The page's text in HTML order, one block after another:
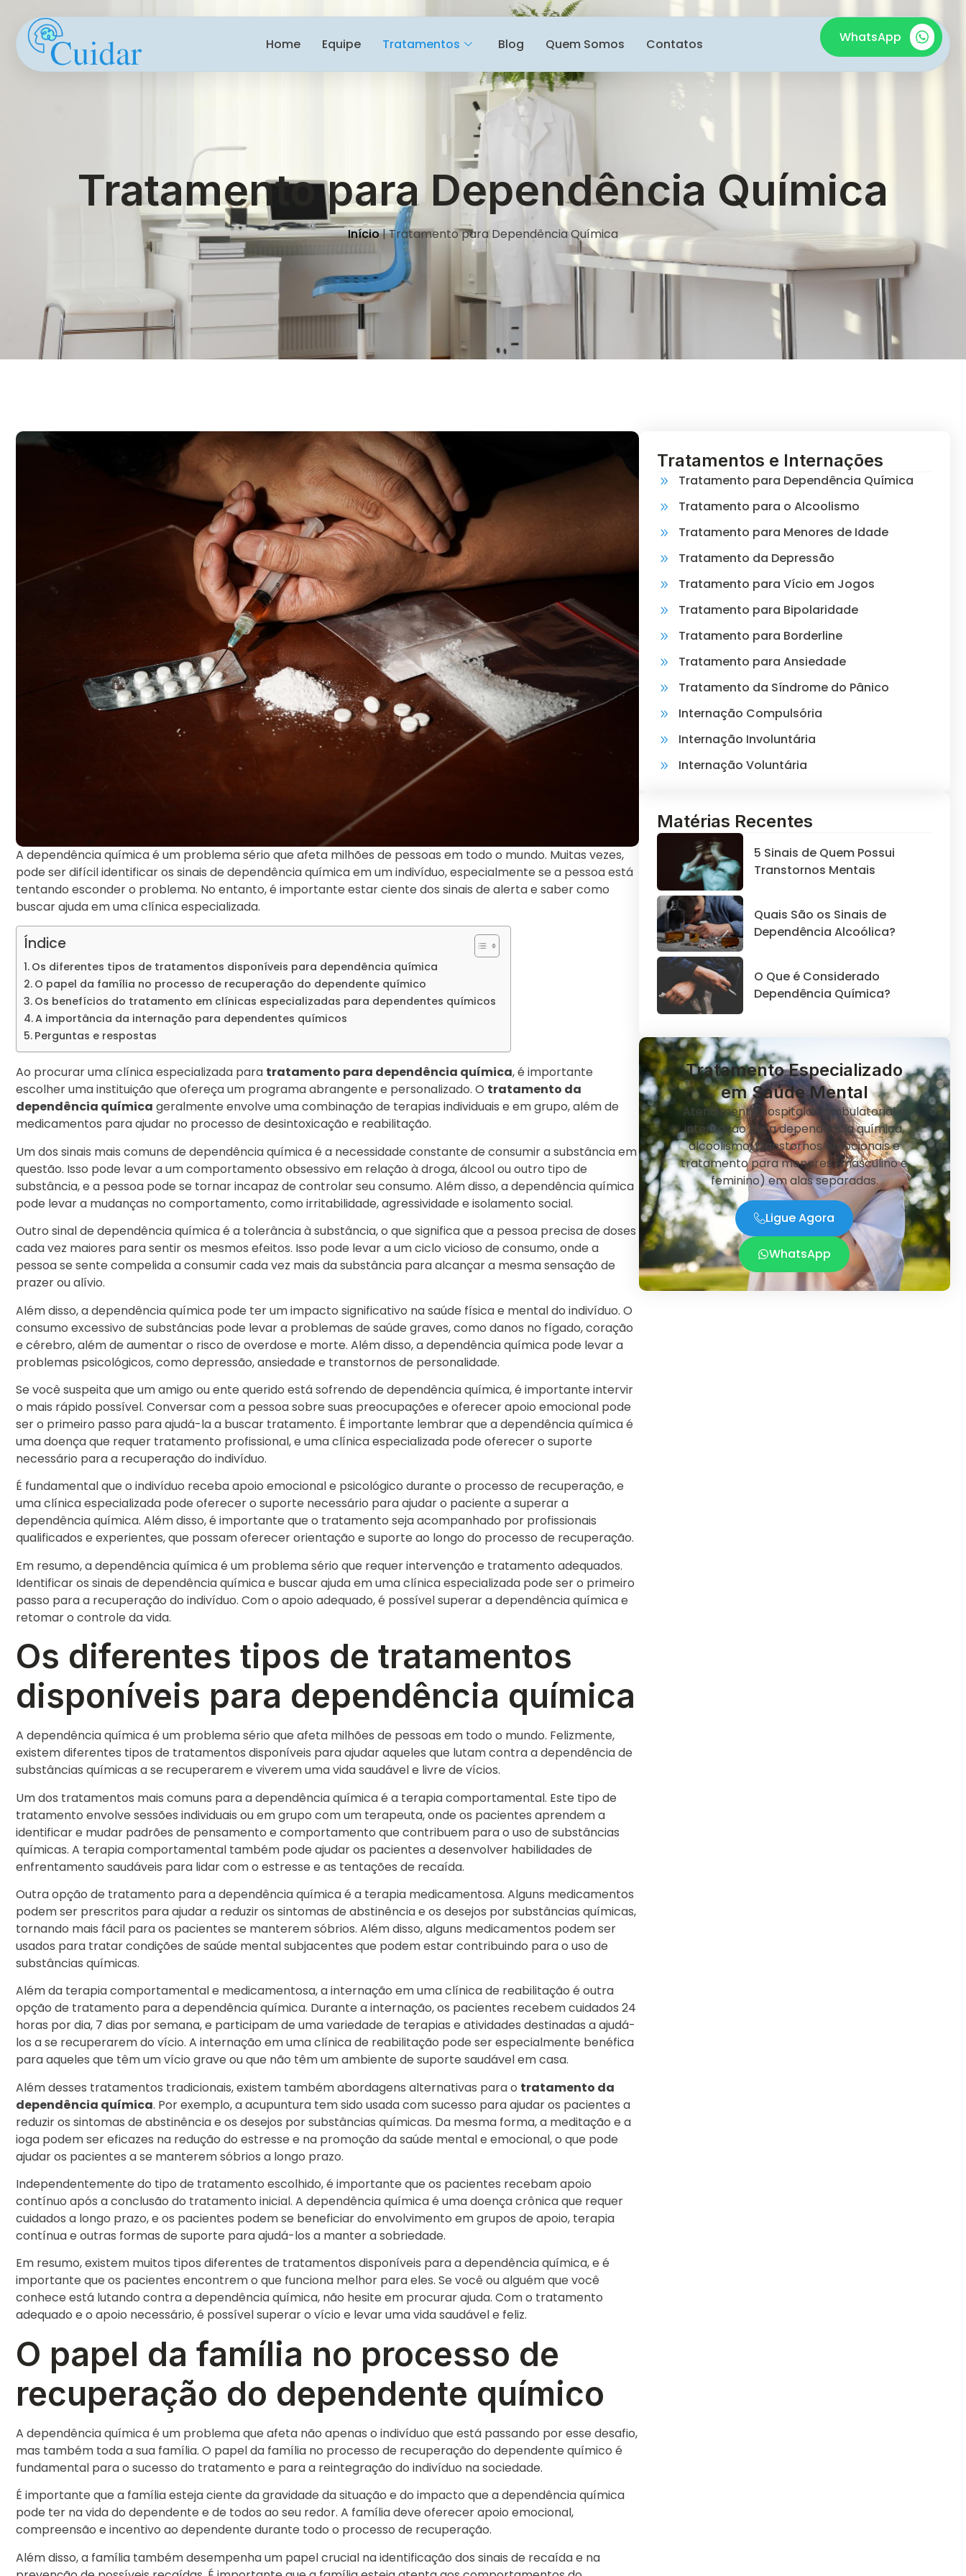
Home Equipe Tratamentos Blog Quem Somos Contatos WhatsApp
Tratamento para Dependência Química
Início|Tratamento para Dependência Química
Tratamentos e Internações
Tratamento para Dependência Química
Tratamento para o Alcoolismo
Tratamento para Menores de Idade
Tratamento da Depressão
Tratamento para Vício em Jogos
Tratamento para Bipolaridade
Tratamento para Borderline
Tratamento para Ansiedade
Tratamento da Síndrome do Pânico
Internação Compulsória
Internação Involuntária
Internação Voluntária
Matérias Recentes
5 Sinais de Quem Possui
Transtornos Mentais
Quais São os Sinais de
Dependência Alcoólica?
O Que é Considerado
Dependência Química?
Tratamento Especializado
em Saúde Mental
Atendimento hospitalar, ambulatorial e
internação para dependência química,
alcoolismo, transtornos emocionais e
tratamento para menores (masculino e
feminino) em alas separadas.
Ligue Agora
WhatsApp
A dependência química é um problema sério que afeta milhões de pessoas em todo o mundo. Muitas vezes,
pode ser difícil identificar os sinais de dependência química em um indivíduo, especialmente se a pessoa está
tentando esconder o problema. No entanto, é importante estar ciente dos sinais de alerta e saber como
buscar ajuda em uma clínica especializada.
Índice
Os diferentes tipos de tratamentos disponíveis para dependência química
O papel da família no processo de recuperação do dependente químico
Os benefícios do tratamento em clínicas especializadas para dependentes químicos
A importância da internação para dependentes químicos
Perguntas e respostas
Ao procurar uma clínica especializada para tratamento para dependência química, é importante
escolher uma instituição que ofereça um programa abrangente e personalizado. O tratamento da
dependência química geralmente envolve uma combinação de terapias individuais e em grupo, além de
medicamentos para ajudar no processo de desintoxicação e reabilitação.
Um dos sinais mais comuns de dependência química é a necessidade constante de consumir a substância em
questão. Isso pode levar a um comportamento obsessivo em relação à droga, álcool ou outro tipo de
substância, e a pessoa pode se tornar incapaz de controlar seu consumo. Além disso, a dependência química
pode levar a mudanças no comportamento, como irritabilidade, agressividade e isolamento social.
Outro sinal de dependência química é a tolerância à substância, o que significa que a pessoa precisa de doses
cada vez maiores para sentir os mesmos efeitos. Isso pode levar a um ciclo vicioso de consumo, onde a
pessoa se sente compelida a consumir cada vez mais da substância para alcançar a mesma sensação de
prazer ou alívio.
Além disso, a dependência química pode ter um impacto significativo na saúde física e mental do indivíduo. O
consumo excessivo de substâncias pode levar a problemas de saúde graves, como danos no fígado, coração
e cérebro, além de aumentar o risco de overdose e morte. Além disso, a dependência química pode levar a
problemas psicológicos, como depressão, ansiedade e transtornos de personalidade.
Se você suspeita que um amigo ou ente querido está sofrendo de dependência química, é importante intervir
o mais rápido possível. Conversar com a pessoa sobre suas preocupações e oferecer apoio emocional pode
ser o primeiro passo para ajudá-la a buscar tratamento. É importante lembrar que a dependência química é
uma doença que requer tratamento profissional, e uma clínica especializada pode oferecer o suporte
necessário para a recuperação do indivíduo.
É fundamental que o indivíduo receba apoio emocional e psicológico durante o processo de recuperação, e
uma clínica especializada pode oferecer o suporte necessário para ajudar o paciente a superar a
dependência química. Além disso, é importante que o tratamento seja acompanhado por profissionais
qualificados e experientes, que possam oferecer orientação e suporte ao longo do processo de recuperação.
Em resumo, a dependência química é um problema sério que requer intervenção e tratamento adequados.
Identificar os sinais de dependência química e buscar ajuda em uma clínica especializada pode ser o primeiro
passo para a recuperação do indivíduo. Com o apoio adequado, é possível superar a dependência química e
retomar o controle da vida.
Os diferentes tipos de tratamentos
disponíveis para dependência química
A dependência química é um problema sério que afeta milhões de pessoas em todo o mundo. Felizmente,
existem diferentes tipos de tratamentos disponíveis para ajudar aqueles que lutam contra a dependência de
substâncias químicas a se recuperarem e viverem uma vida saudável e livre de vícios.
Um dos tratamentos mais comuns para a dependência química é a terapia comportamental. Este tipo de
tratamento envolve sessões individuais ou em grupo com um terapeuta, onde os pacientes aprendem a
identificar e mudar padrões de pensamento e comportamento que contribuem para o uso de substâncias
químicas. A terapia comportamental também pode ajudar os pacientes a desenvolver habilidades de
enfrentamento saudáveis para lidar com o estresse e as tentações de recaída.
Outra opção de tratamento para a dependência química é a terapia medicamentosa. Alguns medicamentos
podem ser prescritos para ajudar a reduzir os sintomas de abstinência e os desejos por substâncias químicas,
tornando mais fácil para os pacientes se manterem sóbrios. Além disso, alguns medicamentos podem ser
usados para tratar condições de saúde mental subjacentes que podem estar contribuindo para o uso de
substâncias químicas.
Além da terapia comportamental e medicamentosa, a internação em uma clínica de reabilitação é outra
opção de tratamento para a dependência química. Durante a internação, os pacientes recebem cuidados 24
horas por dia, 7 dias por semana, e participam de uma variedade de terapias e atividades destinadas a ajudá-
los a se recuperarem do vício. A internação em uma clínica de reabilitação pode ser especialmente benéfica
para aqueles que têm um vício grave ou que não têm um ambiente de suporte saudável em casa.
Além desses tratamentos tradicionais, existem também abordagens alternativas para o tratamento da
dependência química. Por exemplo, a acupuntura tem sido usada com sucesso para ajudar os pacientes a
reduzir os sintomas de abstinência e os desejos por substâncias químicas. Da mesma forma, a meditação e a
ioga podem ser eficazes na redução do estresse e na promoção da saúde mental e emocional, o que pode
ajudar os pacientes a se manterem sóbrios a longo prazo.
Independentemente do tipo de tratamento escolhido, é importante que os pacientes recebam apoio
contínuo após a conclusão do tratamento inicial. A dependência química é uma doença crônica que requer
cuidados a longo prazo, e os pacientes podem se beneficiar do envolvimento em grupos de apoio, terapia
contínua e outras formas de suporte para ajudá-los a manter a sobriedade.
Em resumo, existem muitos tipos diferentes de tratamentos disponíveis para a dependência química, e é
importante que os pacientes encontrem o que funciona melhor para eles. Se você ou alguém que você
conhece está lutando contra a dependência química, não hesite em procurar ajuda. Com o tratamento
adequado e o apoio necessário, é possível superar o vício e levar uma vida saudável e feliz.
O papel da família no processo de
recuperação do dependente químico
A dependência química é um problema que afeta não apenas o indivíduo que está passando por esse desafio,
mas também toda a sua família. O papel da família no processo de recuperação do dependente químico é
fundamental para o sucesso do tratamento e para a reintegração do indivíduo na sociedade.
É importante que a família esteja ciente da gravidade da situação e do impacto que a dependência química
pode ter na vida do dependente e de todos ao seu redor. A família deve oferecer apoio emocional,
compreensão e incentivo ao dependente durante todo o processo de recuperação.
Além disso, a família também desempenha um papel crucial na identificação dos sinais de recaída e na